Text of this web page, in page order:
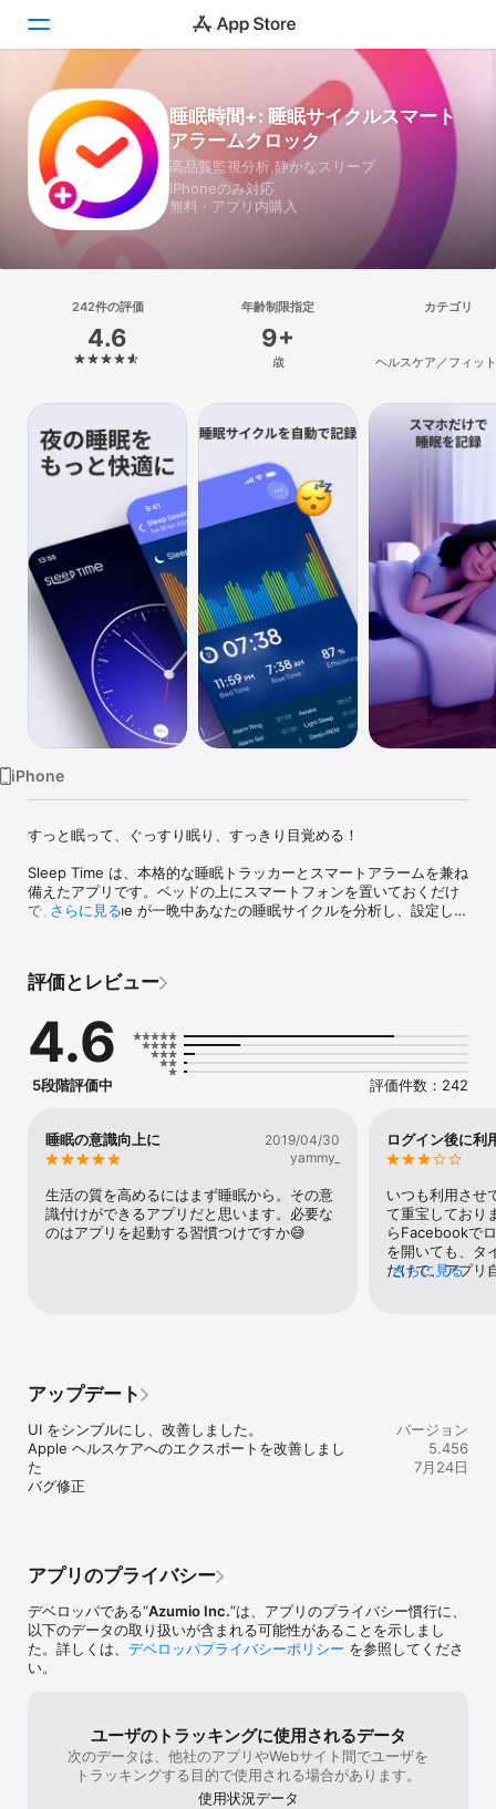
Today
ゲーム
アプリ
Arcade
検索
プラットフォーム
iPhone
iPad
Mac
Vision
TV
睡眠時間+: 睡眠サイクルスマート
アラームクロック
高品質監視分析,静かなスリープ
iPhoneのみ対応
無料 · アプリ内購入
242件の評価
4.6
年齢制限指定
9+
歳
カテゴリ
ヘルスケア／フィッ
iPhone
すっと眠って、ぐっすり眠り、すっきり目覚める！
Sleep Time は、本格的な睡眠トラッカーとスマートアラームを兼ね
備えたアプリです。ベッドの上にスマートフォンを置いておくだけ
で、Sleep Time が一晩中あなたの睡眠サイクルを分析し、設定した
3,500 万人以上のユーザーに選ばれた、受賞歴のある Sleep Time
------------------
5/5「朝起きると疲れている理由がやっとわかりました。Sleep
Time が睡眠サイクルを見せてくれ、スマートアラームのおかげで朝
ん。」
が、Sleep Time のインターフェースは群を抜いて優秀です。分かり
やすく、使い方も簡単です。」
5/5「興味深い結果が得られます。とてもよく動作し、役立つ情報を
主な機能
√ ワンジェスチャーでアラームを設定
√ やさしいサウンドスケープやホワイトノイズで入眠
√ お気に入りの曲（ミュージックライブラリから）で目覚めること
も可能
√ Sleep Lab™ で浅い眠り・深い眠り・REM 睡眠を分析
√ 完全な履歴で毎晩の比較も簡単
√ 睡眠データのクラウドバックアップと復元
さらに見る
評価とレビュー
4.6
5段階評価中 評価件数：242
睡眠の意識向上に
2019/04/30
yammy_
生活の質を高めるにはまず睡眠から。その意
識付けができるアプリだと思います。必要な
のはアプリを起動する習慣つけですか😅
ログイン後に利
いつも利用させ
て重宝しており
らFacebookで
を開いても、タ
だけで、アプリ
さらに見る
アップデート
UI をシンプルにし、改善しました。
Apple ヘルスケアへのエクスポートを改善しまし
た
バグ修正
バージョン
5.456
7月24日
アプリのプライバシー
デベロッパである“Azumio Inc.”は、アプリのプライバシー慣行に、
以下のデータの取り扱いが含まれる可能性があることを示しまし
た。詳しくは、 デベロッパプライバシーポリシー を参照してくださ
い。
ユーザのトラッキングに使用されるデータ
次のデータは、他社のアプリやWebサイト間でユーザを
トラッキングする目的で使用される場合があります。
使用状況データ